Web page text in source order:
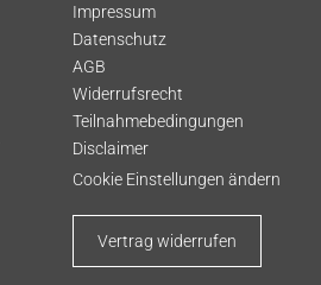
Impressum
Datenschutz
AGB
Widerrufsrecht
Teilnahmebedingungen
Disclaimer
Cookie Einstellungen ändern
Vertrag widerrufen